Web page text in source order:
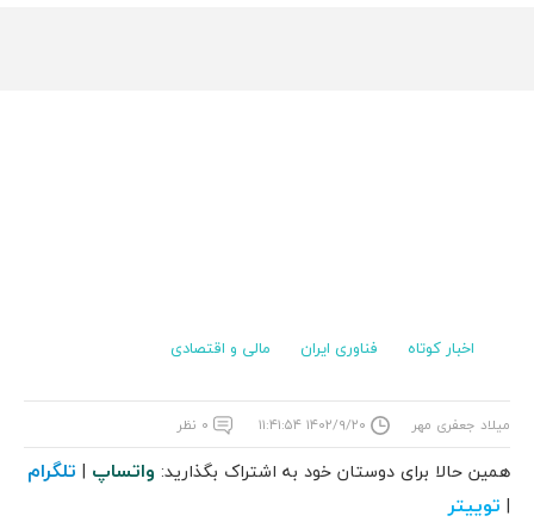
اخبار کوتاه فناوری ایران مالی و اقتصادی
میلاد جعفری مهر ۱۴۰۲/۹/۲۰ ۱۱:۴۱:۵۴ ۰ نظر
همین حالا برای دوستان خود به اشتراک بگذارید: واتساپ | تلگرام
| توییتر